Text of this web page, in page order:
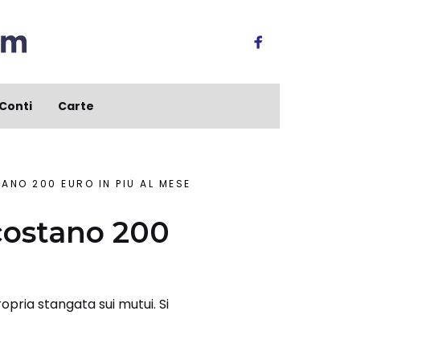
Conti Carte
200 EURO IN PIÙ AL MESE
200
stangata sui mutui. Si